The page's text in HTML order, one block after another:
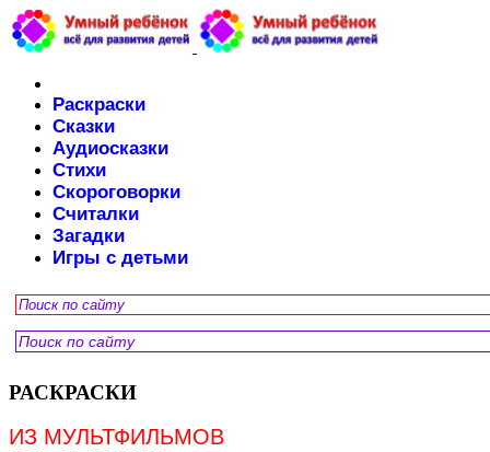
Раскраски
Сказки
Аудиосказки
Стихи
Скороговорки
Считалки
Загадки
Игры с детьми
РАСКРАСКИ
ИЗ МУЛЬТФИЛЬМОВ